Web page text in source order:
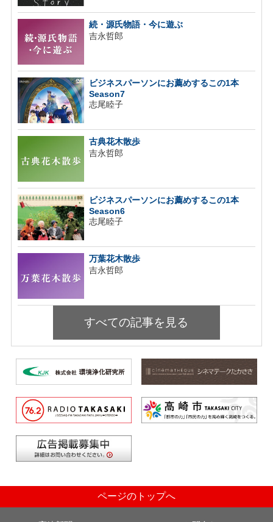
続・源氏物語・今に遊ぶ
吉永哲郎
ビジネスパーソンにお薦めするこの1本
Season7
志尾睦子
古典花木散歩
吉永哲郎
ビジネスパーソンにお薦めするこの1本
Season6
志尾睦子
万葉花木散歩
吉永哲郎
すべての記事を見る
ページのトップへ